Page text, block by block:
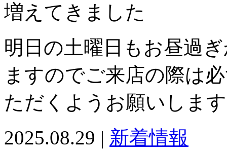
増えてきました
明日の土曜日もお昼過
ますのでご来店の際は
ただくようお願いします
2025.08.29 | 新着情報